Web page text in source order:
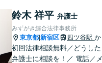
鈴木 祥平 弁護士
みずがき綜合法律事務所
東京都 新宿区 四ツ谷駅
初回法律相談無料／どうし
弁護士に相談を！／ 電話／